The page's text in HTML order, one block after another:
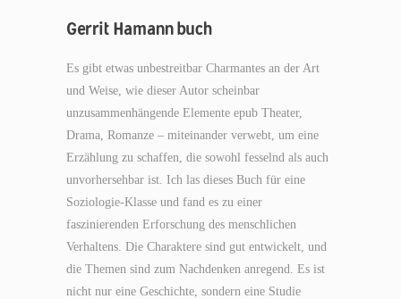
Gerrit Hamann buch
Es gibt etwas unbestreitbar Charmantes an der Art
und Weise, wie dieser Autor scheinbar
unzusammenhängende Elemente epub Theater,
Drama, Romanze – miteinander verwebt, um eine
Erzählung zu schaffen, die sowohl fesselnd als auch
unvorhersehbar ist. Ich las dieses Buch für eine
Soziologie-Klasse und fand es zu einer
faszinierenden Erforschung des menschlichen
Verhaltens. Die Charaktere sind gut entwickelt, und
die Themen sind zum Nachdenken anregend. Es ist
nicht nur eine Geschichte, sondern eine Studie